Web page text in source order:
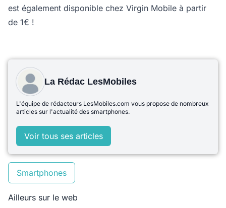
est également disponible chez Virgin Mobile à partir
de 1€ !
La Rédac LesMobiles
L'équipe de rédacteurs LesMobiles.com vous propose de nombreux
articles sur l'actualité des smartphones.
Voir tous ses articles
Smartphones
Ailleurs sur le web